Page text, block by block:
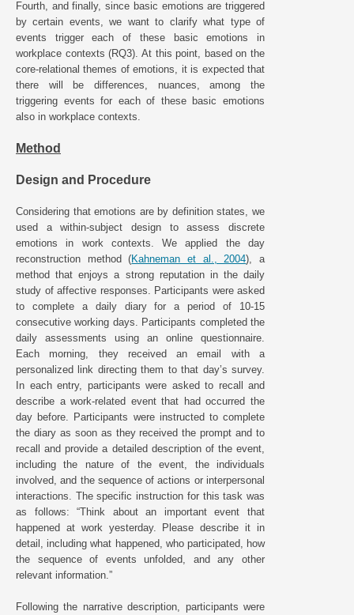
Fourth, and finally, since basic emotions are triggered
by certain events, we want to clarify what type of
events trigger each of these basic emotions in
workplace contexts (RQ3). At this point, based on the
core-relational themes of emotions, it is expected that
there will be differences, nuances, among the
triggering events for each of these basic emotions
also in workplace contexts.
Method
Design and Procedure
Considering that emotions are by definition states, we
used a within-subject design to assess discrete
emotions in work contexts. We applied the day
reconstruction method (Kahneman et al., 2004), a
method that enjoys a strong reputation in the daily
study of affective responses. Participants were asked
to complete a daily diary for a period of 10-15
consecutive working days. Participants completed the
daily assessments using an online questionnaire.
Each morning, they received an email with a
personalized link directing them to that day’s survey.
In each entry, participants were asked to recall and
describe a work-related event that had occurred the
day before. Participants were instructed to complete
the diary as soon as they received the prompt and to
recall and provide a detailed description of the event,
including the nature of the event, the individuals
involved, and the sequence of actions or interpersonal
interactions. The specific instruction for this task was
as follows: “Think about an important event that
happened at work yesterday. Please describe it in
detail, including what happened, who participated, how
the sequence of events unfolded, and any other
relevant information.”
Following the narrative description, participants were